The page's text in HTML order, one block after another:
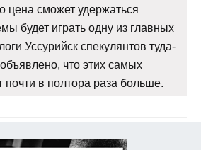
цена сможет удержаться
будет играть одну из главных
Уссурийск спекулянтов туда-
что этих самых
почти в полтора раза больше.